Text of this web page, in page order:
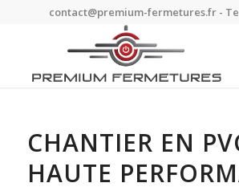
contact@premium-fermetures.fr - Tel
CHANTIER EN
HAUTE